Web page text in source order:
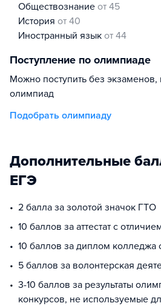
обществознание от 45
история от 40
иностранный язык от 44
Поступление по олимпиаде
Можно поступить без
олимпиад
Подобрать олимпиаду
Дополнительные
ЕГЭ
2 балла за золотой значок ГТО
10 баллов за аттестат с
10 баллов за диплом колледжа
5 баллов за волонтерская
3-10 баллов за результаты
конкурсов, не используемые